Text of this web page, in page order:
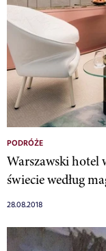
PODRÓŻE
Warszawski hotel
świecie według
28.08.2018